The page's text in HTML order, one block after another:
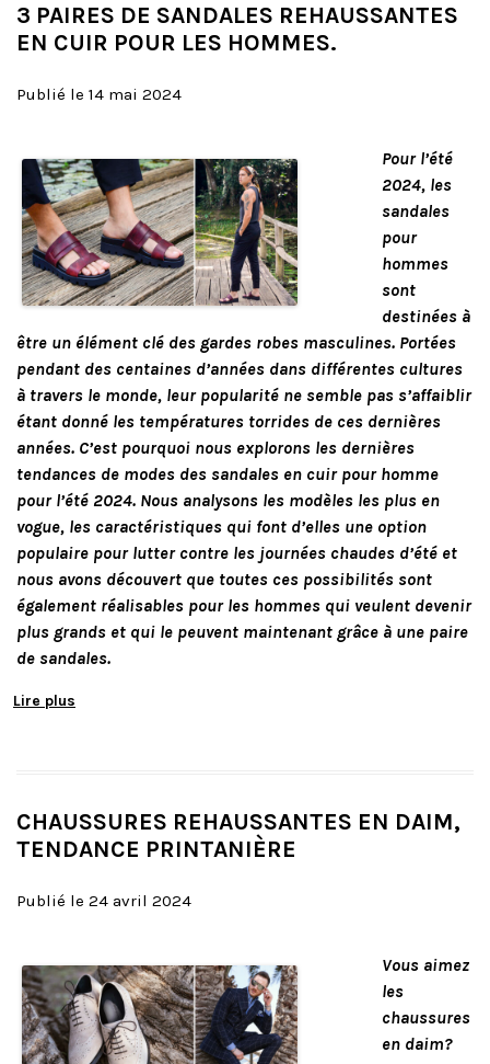
3 PAIRES DE SANDALES REHAUSSANTES
EN CUIR POUR LES HOMMES.
Publié le 14 mai 2024
Pour l’été
2024, les
sandales
pour
hommes
sont
destinées à
être un élément clé des gardes robes masculines. Portées
pendant des centaines d’années dans différentes cultures
à travers le monde, leur popularité ne semble pas s’affaiblir
étant donné les températures torrides de ces dernières
années. C’est pourquoi nous explorons les dernières
tendances de modes des sandales en cuir pour homme
pour l’été 2024. Nous analysons les modèles les plus en
vogue, les caractéristiques qui font d’elles une option
populaire pour lutter contre les journées chaudes d’été et
nous avons découvert que toutes ces possibilités sont
également réalisables pour les hommes qui veulent devenir
plus grands et qui le peuvent maintenant grâce à une paire
de sandales.
Lire plus
CHAUSSURES REHAUSSANTES EN DAIM,
TENDANCE PRINTANIÈRE
Publié le 24 avril 2024
Vous aimez
les
chaussures
en daim?